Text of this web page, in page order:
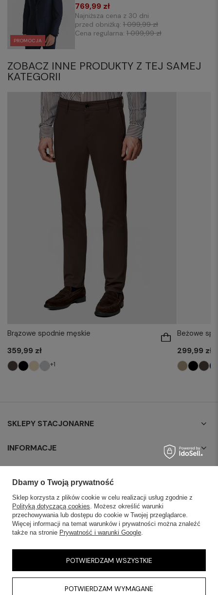
PROMOCJA
769,99 zł
Najniższa cena z 30 dni
przed obniżką: 1 099,99 zł
Cena regularna: 1 099,99 zł
ZOBACZ INNE PRODUKTY Z TEJ SAMEJ
KATEGORII
Brązowe spodnie męskie
359,99 zł
+1
Beżowe
299,99 zł
SKLEPY STACJONARNE
INFORMACJE
AKTUALNOŚCI
KONTAKT
Dbamy o Twoją prywatność
Sklep korzysta z plików cookie w celu realizacji usług zgodnie z
Polityką dotyczącą cookies. Możesz określić warunki
przechowywania lub dostępu do cookie w Twojej przeglądarce.
Więcej informacji na temat warunków i prywatności można znaleźć
także na stronie Prywatność i warunki Google.
POTWIERDZAM WYMAGANE
POTWIERDZAM WSZYSTKIE